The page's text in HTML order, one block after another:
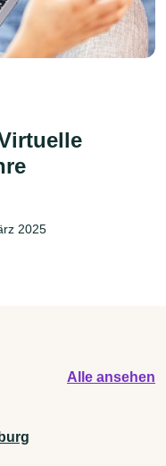
2025
Alle ansehen